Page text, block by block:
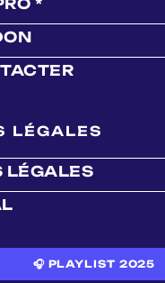
*
LÉGALES
LÉGALES
🎧 PLAYLIST 2025